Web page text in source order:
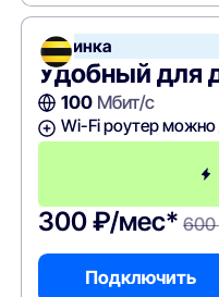
Новинка
Удобный для
100Мбит/с
Wi-Fi роутер можно
300 ₽/мес*
Подключить